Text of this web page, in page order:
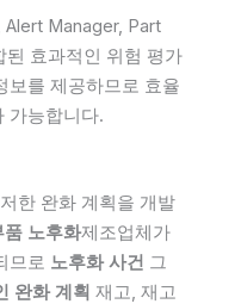
Manager, Part
효과적인 위험 평가
보를 제공하므로 효율
가능합니다.
한 완화 계획을 개발
품 노후화제조업체가
므로 노후화 사건 그
완화 계획 재고, 재고